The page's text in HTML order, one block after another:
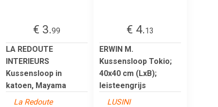
€ 3.99
LA REDOUTE
INTERIEURS
Kussensloop in
katoen, Mayama
La Redoute
€ 4.13
ERWIN M.
Kussensloop Tokio;
40x40 cm (LxB);
leisteengrijs
LUSINI